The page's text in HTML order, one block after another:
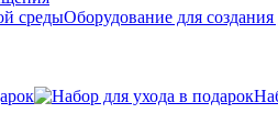
Оборудование для